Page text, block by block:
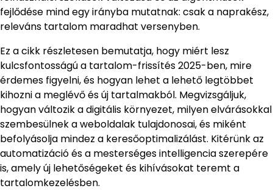
fejlődése mind egy irányba mutatnak: csak a naprakész,
releváns tartalom maradhat versenyben.
Ez a cikk részletesen bemutatja, hogy miért lesz
kulcsfontosságú a tartalom-frissítés 2025-ben, mire
érdemes figyelni, és hogyan lehet a lehető legtöbbet
kihozni a meglévő és új tartalmakból. Megvizsgáljuk,
hogyan változik a digitális környezet, milyen elvárásokkal
szembesülnek a weboldalak tulajdonosai, és miként
befolyásolja mindez a keresőoptimalizálást. Kitérünk az
automatizáció és a mesterséges intelligencia szerepére
is, amely új lehetőségeket és kihívásokat teremt a
tartalomkezelésben.